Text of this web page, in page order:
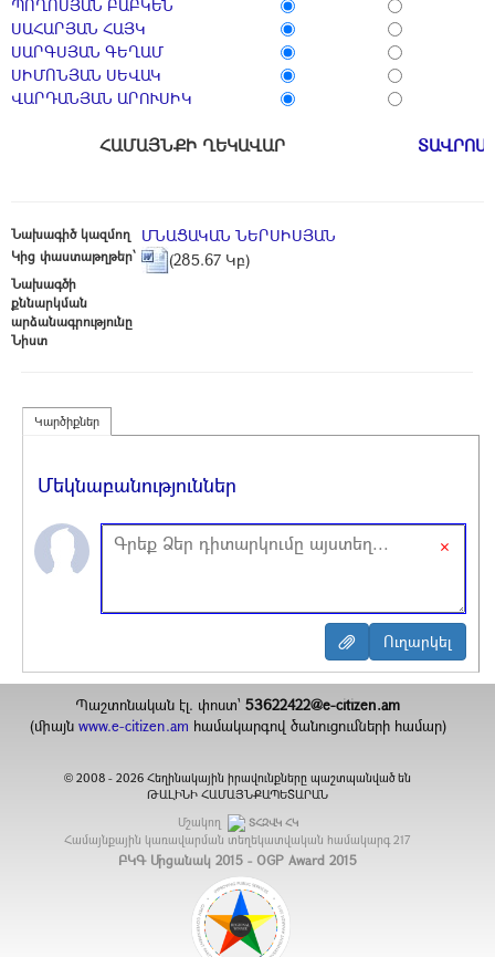
ՊՈՂՈՍՅԱՆ ԲԱԲԿԵՆ
ՍԱՀԱՐՅԱՆ ՀԱՅԿ
ՍԱՐԳՍՅԱՆ ԳԵՂԱՄ
ՍԻՄՈՆՅԱՆ ՍԵՎԱԿ
ՎԱՐԴԱՆՅԱՆ ԱՐՈՒՍԻԿ
ՀԱՄԱՅՆՔԻ ՂԵԿԱՎԱՐ ՏԱՎՐՈՍ
Նախագիծ կազմող ՄՆԱՑԱԿԱՆ ՆԵՐՍԻՍՅԱՆ
Կից փաստաթղթեր՝ (285.67 Կբ)
Նախագծի
քննարկման
արձանագրությունը
Նիստ
Կարծիքներ
Մեկնաբանություններ
×
Պաշտոնական էլ. փոստ`53622422@e-citizen.am
(միայն www.e-citizen.am համակարգով ծանուցումների համար)
© 2008 -2026 Հեղինակային իրավունքները պաշտպանված են
ԹԱԼԻՆԻ ՀԱՄԱՅՆՔԱՊԵՏԱՐԱՆ
Մշակող
ՏՀԶՎԿ ՀԿ
Համայնքային կառավարման տեղեկատվական համակարգ 217
ԲԿԳ Մրցանակ 2015 - OGP Award 2015